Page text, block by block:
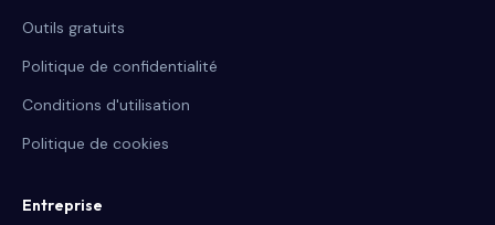
Outils gratuits
Politique de confidentialité
Conditions d'utilisation
Politique de cookies
Entreprise